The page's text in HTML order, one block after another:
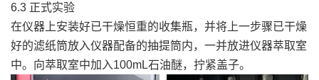
6.3 正式实验
在仪器上安装好已干燥恒重的收集瓶，并将上一步骤已干燥
好的滤纸筒放入仪器配备的抽提筒内，一并放进仪器萃取室
中。向萃取室中加入100mL石油醚，拧紧盖子。